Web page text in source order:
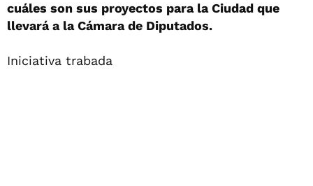
cuáles son sus proyectos para la Ciudad que
llevará a la Cámara de Diputados.
Iniciativa trabada